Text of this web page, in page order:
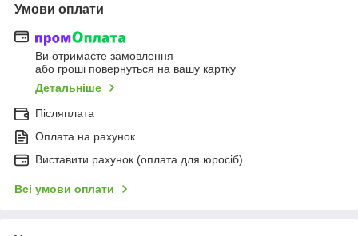
Умови оплати
Ви отримаєте замовлення
або гроші повернуться на вашу картку
Детальніше
Післяплата
Оплата на рахунок
Виставити рахунок (оплата для юросіб)
Всі умови оплати